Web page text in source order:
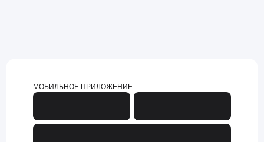
МОБИЛЬНОЕ ПРИЛОЖЕНИЕ